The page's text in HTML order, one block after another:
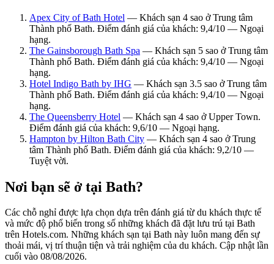
Apex City of Bath Hotel — Khách sạn 4 sao ở Trung tâm
Thành phố Bath. Điểm đánh giá của khách: 9,4/10 — Ngoại
hạng.
The Gainsborough Bath Spa — Khách sạn 5 sao ở Trung tâm
Thành phố Bath. Điểm đánh giá của khách: 9,4/10 — Ngoại
hạng.
Hotel Indigo Bath by IHG — Khách sạn 3.5 sao ở Trung tâm
Thành phố Bath. Điểm đánh giá của khách: 9,4/10 — Ngoại
hạng.
The Queensberry Hotel — Khách sạn 4 sao ở Upper Town.
Điểm đánh giá của khách: 9,6/10 — Ngoại hạng.
Hampton by Hilton Bath City — Khách sạn 4 sao ở Trung
tâm Thành phố Bath. Điểm đánh giá của khách: 9,2/10 —
Tuyệt vời.
Nơi bạn sẽ ở tại Bath?
Các chỗ nghỉ được lựa chọn dựa trên đánh giá từ du khách thực tế
và mức độ phổ biến trong số những khách đã đặt lưu trú tại Bath
trên Hotels.com. Những khách sạn tại Bath này luôn mang đến sự
thoải mái, vị trí thuận tiện và trải nghiệm của du khách. Cập nhật lần
cuối vào 08/08/2026.